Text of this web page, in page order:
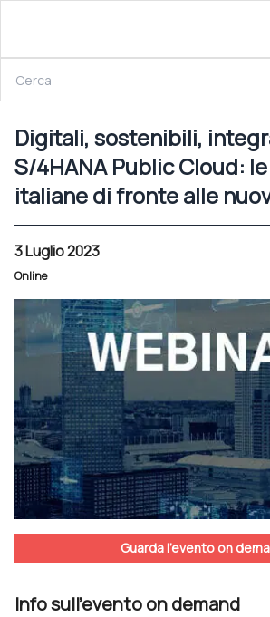
Digitali, sostenibili,
S/4HANA Public Cloud:
italiane di fronte alle
3 Luglio 2023
Online
Guarda l'evento on
Info sull'evento on demand